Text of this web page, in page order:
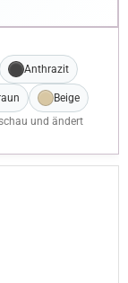
Anthrazit
Beige
und ändert